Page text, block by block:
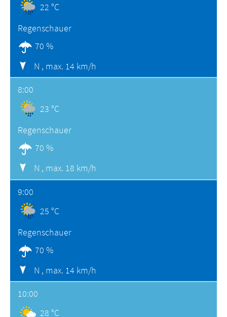
22 °C
Regenschauer
70 %
N , max. 14 km/h
8:00
23 °C
Regenschauer
70 %
N , max. 18 km/h
9:00
25 °C
Regenschauer
70 %
N , max. 14 km/h
10:00
28 °C